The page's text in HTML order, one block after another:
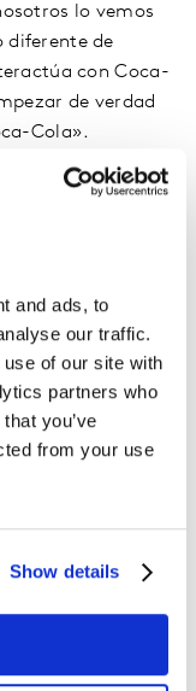
and ads, to
our traffic.
of our site with
partners who
you’ve
from your use
Show details
lo vemos
diferente de
con Coca-
de verdad
Cola».
en todas
el
la
la oferta de
innovado en todo
posicionamiento
Ya se trate de